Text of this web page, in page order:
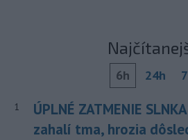
6h 24h
1
ÚPLNÉ ZATMENIE
zahalí tma, hrozia